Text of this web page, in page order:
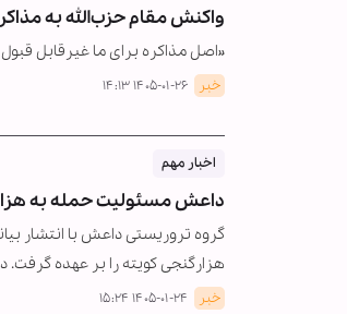
واکنش مقام حزب‌الله به
«اصل مذاکره برای ما غیرقابل
خبر ۱۴۰۵-۰۱-۲۶ ۱۴:۱۳
اخبار مهم
داعش مسئولیت حمله به
هزارگنجی کویته را بر عهده گرفت. در این حمله
خبر ۱۴۰۵-۰۱-۲۴ ۱۵:۲۴